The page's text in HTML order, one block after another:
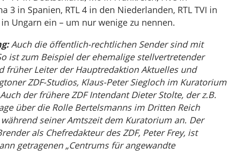
3 in Spanien, RTL 4 in den Niederlanden, RTL TVI in
Ungarn ein – um nur wenige zu nennen.
Auch die öffentlich-rechtlichen Sender sind mit
ist zum Beispiel der ehemalige stellvertretender
früher Leiter der Hauptredaktion Aktuelles und
ZDF-Studios, Klaus-Peter Siegloch im Kuratorium
der frühere ZDF Intendant Dieter Stolte, der z.B.
über die Rolle Bertelsmanns im Dritten Reich
seiner Amtszeit dem Kuratorium an. Der
als Chefredakteur des ZDF, Peter Frey, ist
getragenen „Centrums für angewandte